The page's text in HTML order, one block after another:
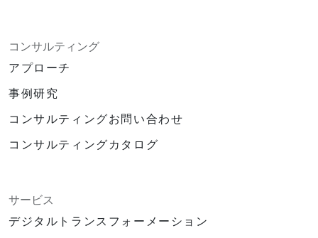
コンサルティング
アプローチ
事例研究
コンサルティングお問い合わせ
コンサルティングカタログ
サービス
デジタルトランスフォーメーション